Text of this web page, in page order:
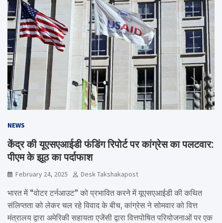
NEWS
केंद्र की यूएसएआईडी फंडिंग रिपोर्ट पर कांग्रेस का पलटवार:
पीएम के झूठ का पर्दाफाश
February 24, 2025 Desk Takshakapost
भारत में “वोटर टर्नआउट” को प्रभावित करने में यूएसएआईडी की कथित
संलिप्तता को लेकर चल रहे विवाद के बीच, कांग्रेस ने सोमवार को वित्त
मंत्रालय द्वारा अमेरिकी सहायता एजेंसी द्वारा वित्तपोषित परियोजनाओं पर एक